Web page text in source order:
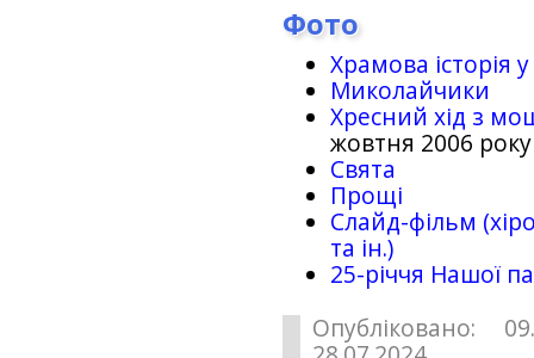
Фото
Храмова історія
Миколайчики
Хресний хід з
жовтня 2006 року
Свята
Прощі
Слайд-фільм
та ін.)
25-рiччя Нашої
Опубліковано: